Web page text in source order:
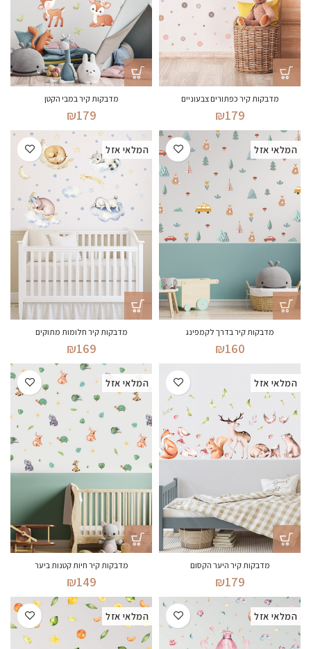
מדבקות קיר כפתורים צבעוניים
₪179
מדבקות קיר במבי הקטן
₪179
המלאי אזל
מדבקות קיר בדרך לקמפינג
₪160
המלאי אזל
מדבקות קיר חלומות מתוקים
₪169
המלאי אזל
מדבקות קיר היער הקסום
₪179
המלאי אזל
מדבקות קיר חיות קטנות ביער
₪149
המלאי אזל המלאי אזל